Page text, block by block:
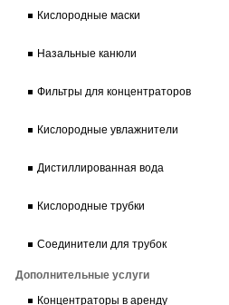
Кислородные маски
Назальные канюли
Фильтры для концентраторов
Кислородные увлажнители
Дистиллированная вода
Кислородные трубки
Соединители для трубок
Дополнительные услуги
Концентраторы в аренду